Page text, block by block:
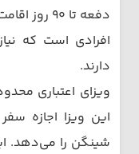
دفعه تا
افرادی است که
دارند.
این ویزا اجازه
شینگن را می‌دهد.